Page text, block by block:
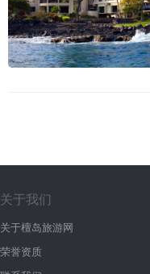
关于我们
关于檀岛旅游网
荣誉资质